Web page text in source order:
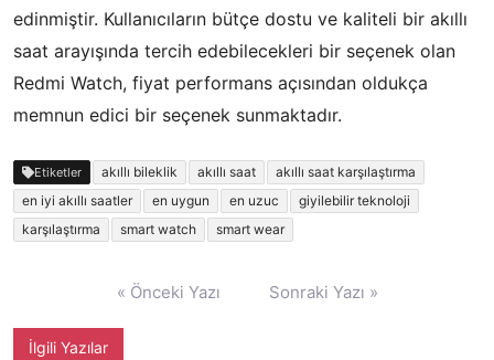
edinmiştir. Kullanıcıların bütçe dostu ve kaliteli bir akıllı
saat arayışında tercih edebilecekleri bir seçenek olan
Redmi Watch, fiyat performans açısından oldukça
memnun edici bir seçenek sunmaktadır.
Etiketler akıllı bileklik akıllı saat
akıllı saat karşılaştırma
en iyi akıllı saatler
en uygun en uzuc
giyilebilir teknoloji
karşılaştırma
smart watch smart wear
« Önceki Yazı Sonraki Yazı »
İlgili Yazılar